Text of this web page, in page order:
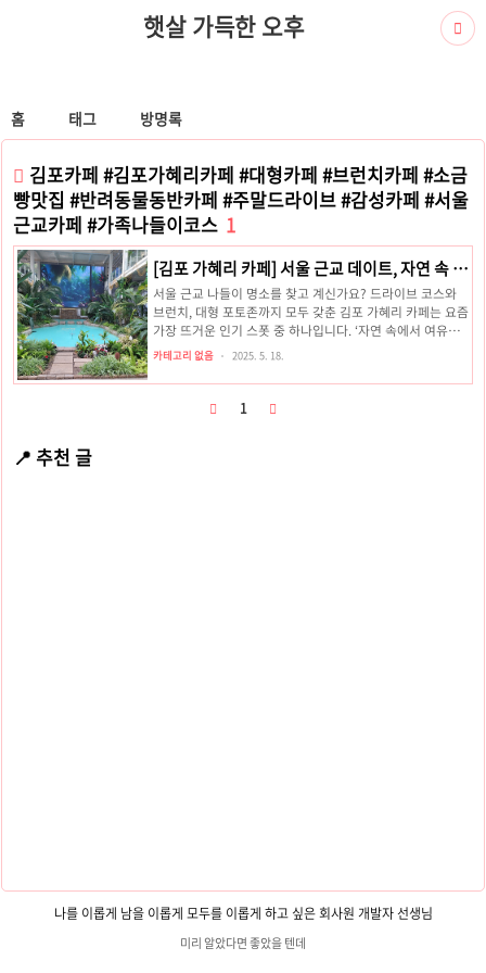
햇살 가득한 오후
홈 태그 방명록
김포카페 #김포가혜리카페 #대형카페 #브런치카페 #소금
빵맛집 #반려동물동반카페 #주말드라이브 #감성카페 #서울
근교카페 #가족나들이코스 1
[김포 가혜리 카페] 서울 근교 데이트, 자연 속 힐
링 공간에서 여유를 즐기기
서울 근교 나들이 명소를 찾고 계신가요? 드라이브 코스와
브런치, 대형 포토존까지 모두 갖춘 김포 가혜리 카페는 요즘
가장 뜨거운 인기 스폿 중 하나입니다. ‘자연 속에서 여유를
즐긴다’는 말이 딱 어울리는 이곳은 실내외 약 2,700평 규모
로, 가족 단위 방문객부터 연인, 반려동물 동반 고객까지 모
두 만족할 수 있는 힐링 공간입니다.📍 가혜리 카페 위치 및
기본 정보항목정보주소경기도 김포시 대곶면 덕포진로103
카테고리 없음 2025. 5. 18.
1
📍 추천 글
나를 이롭게 남을 이롭게 모두를 이롭게 하고 싶은 회사원 개발자 선생님
미리 알았다면 좋았을 텐데